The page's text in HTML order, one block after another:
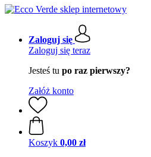
Zaloguj się
Zaloguj się teraz
Jesteś tu po raz pierwszy?
Załóż konto
Koszyk 0,00 zł